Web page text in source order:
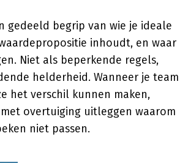
gedeeld begrip van wie je ideale
inhoudt, en waar
Niet als beperkende regels,
helderheid. Wanneer je team
het verschil kunnen maken,
overtuiging uitleggen waarom
niet passen.